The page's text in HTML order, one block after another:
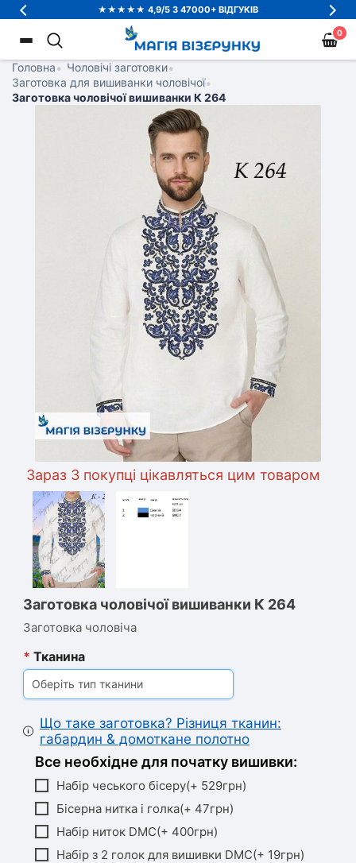
★★★★★ 4,9/5 З 47000+ ВІДГУКІВ
0
Головна• Чоловічі заготовки•
Заготовка для вишиванки чоловічої•
Заготовка чоловічої вишиванки К 264
3 покупці цікавляться цим товаром
Заготовка чоловічої вишиванки К 264
Заготовка чоловіча
* Тканина
Оберіть тип тканини
Що таке заготовка? Різниця тканин:
габардин & домоткане полотно
Все необхідне для початку вишивки:
Набір чеського бісеру(+ 529грн)
Бісерна нитка і голка(+ 47грн)
Набір ниток DMC(+ 400грн)
Набір з 2 голок для вишивки DMC(+ 19грн)